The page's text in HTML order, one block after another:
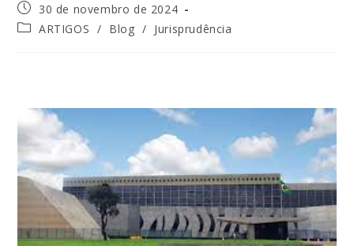
30 de novembro de 2024
ARTIGOS / Blog / Jurisprudência